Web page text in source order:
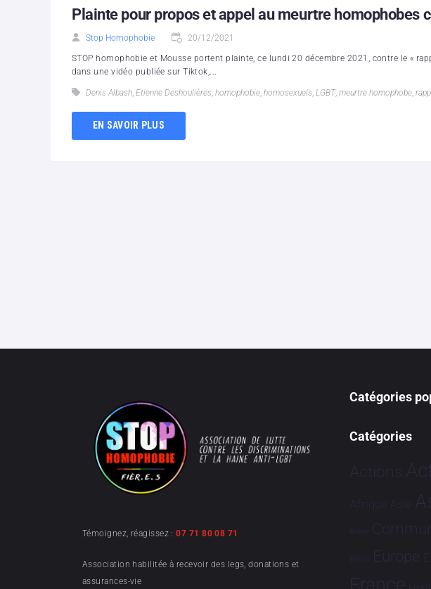
Plainte pour propos et appel au meurtre homophobes
Stop Homophobie 20/12/2021
STOP homophobie et Mousse portent plainte, ce lundi 20 décembre 2021, contre le «
dans une vidéo publiée sur Tiktok,...
Denis Albash, Etienne Deshoulières, homophobie, homosexuels, LGBT, meurtre homophobe,
EN SAVOIR PLUS
Témoignez, réagissez :07 71 80 08 71
Association habilitée à recevoir des legs, donations et
assurances-vie
Catégories
Catégories
Actions
Afrique Asie
Brève
Brésil Europe